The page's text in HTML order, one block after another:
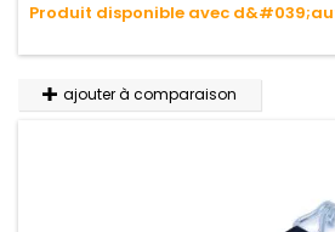
Produit disponible avec
ajouter à comparaison